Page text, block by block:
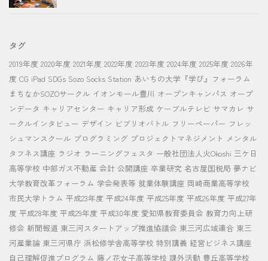
タグ
2019年度 2020年度 2021年度 2022年度 2023年度 2024年度 2025年度 2026年
度 CG iPad SDGs Sozo Socks Station あいちの大学『学び』フォーラム
まちなかSOZOサークル イオンモール豊川 オープンキャンパス オープ
ンデータ キャリアセンター キャリア形成 ケーブルテレビ サマカレ サ
ークルインタビュー デザイン ビブリオバトル フリーペーパー フレッ
シュマンスクール プログラミング プロジェクトマネジメント メンタル
タフネス講座 ラジオ ラーニングフェスタ 一般社団法人火Okoshi 三ケ日
高等学校 中部ガス不動産 会計 公開講座 卒業研究 名古屋国税局 夢ナビ
大学教育改革フォーラム 学会発表等 就業体験講座 岡崎商業高等学校
市民大学トラム 平成23年度 平成24年度 平成25年度 平成26年度 平成27年
度 平成28年度 平成29年度 平成30年度 愛知県教育委員会 教育力向上研
修会 新聞報道 東三河スタートアップ推進協議会 東三河広域連合 東三
河産業論 東三河県庁 浜松修学舎高等学校 特別講義 経営ビジネス講座
自己理解促進プログラム 藤ノ花女子高等学校 課外活動 豊丘高等学校